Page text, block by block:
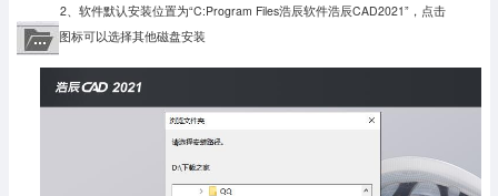
2、软件默认安装位置为“C:Program Files浩辰软件浩辰CAD2021”，点击
图标可以选择其他磁盘安装